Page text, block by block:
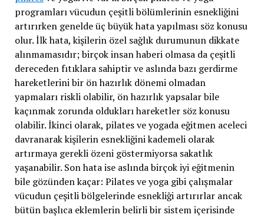
programları vücudun çeşitli bölümlerinin esnekliğini
artırırken genelde üç büyük hata yapılması söz konusu
olur. İlk hata, kişilerin özel sağlık durumunun dikkate
alınmamasıdır; birçok insan haberi olmasa da çeşitli
dereceden fıtıklara sahiptir ve aslında bazı gerdirme
hareketlerini bir ön hazırlık dönemi olmadan
yapmaları riskli olabilir, ön hazırlık yapsalar bile
kaçınmak zorunda oldukları hareketler söz konusu
olabilir. İkinci olarak, pilates ve yogada eğitmen aceleci
davranarak kişilerin esnekliğini kademeli olarak
artırmaya gerekli özeni göstermiyorsa sakatlık
yaşanabilir. Son hata ise aslında birçok iyi eğitmenin
bile gözünden kaçar: Pilates ve yoga gibi çalışmalar
vücudun çeşitli bölgelerinde esnekliği artırırlar ancak
bütün başlıca eklemlerin belirli bir sistem içerisinde